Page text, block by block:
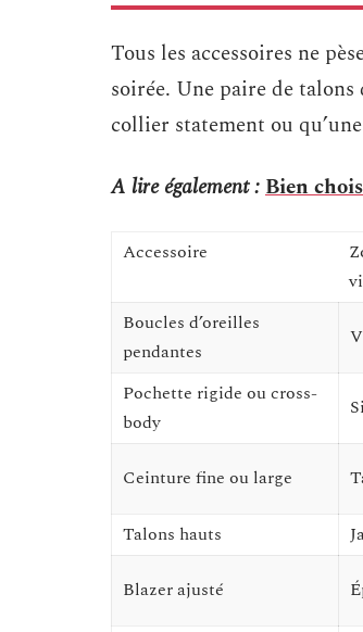
Tous les accessoires ne
soirée. Une paire de
collier statement ou
A lire également :Bien
Accessoire
Boucles d’oreilles
pendantes
Pochette rigide ou cross-
body
Ceinture fine ou large
Talons hauts
Blazer ajusté